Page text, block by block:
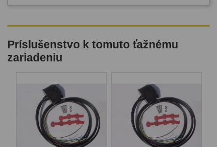
Príslušenstvo k tomuto ťažnému
zariadeniu